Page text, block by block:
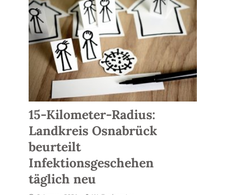
15-Kilometer-Radius:
Landkreis Osnabrück
beurteilt
Infektionsgeschehen
täglich neu